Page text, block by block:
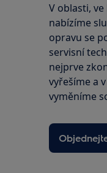
V oblasti,
nabízíme
opravu se
servisní
nejprve
vyřešíme a
vyměníme